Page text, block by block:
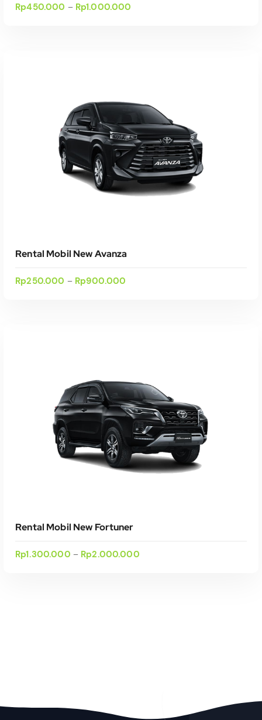
Select Date(s)
Rp450.000 – Rp1.000.000
Select Date(s)
Rental Mobil New Avanza
Rp250.000 – Rp900.000
Rental Mobil New Fortuner
Rp1.300.000 – Rp2.000.000